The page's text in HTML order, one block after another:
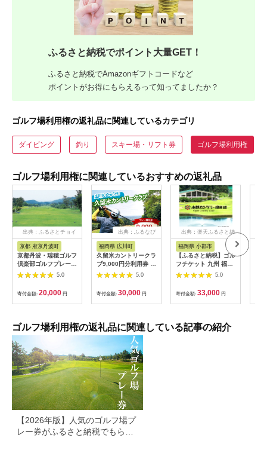
ふるさと納税でポイント大量GET！
ふるさと納税でAmazonギフトコードなど
ポイントがお得にもらえるって知ってましたか？
ゴルフ場利用権の返礼品に関連しているカテゴリ
ダイビング 釣り スキー場・リフト券 ゴルフ場利用権
ゴルフ場利用権に関連しているおすすめの返礼品
出典：ふるさとチョイ
ス
京都 府京丹波町
京都丹波・瑞穂ゴルフ
倶楽部ゴルフプレー利
用券（6,000円分）
5.0
寄付金額: 20,000 円
出典：ふるなび
福岡県 広川町
久留米カントリークラ
ブ9,000円分利用券 /
ゴルフ[AFAD007]
5.0
寄付金額: 30,000 円
出典：楽天ふるさと納
福岡県 小郡市
【ふるさと納税】ゴル
フチケット 九州 福岡
小郡カンツリー倶楽部
ギフト券 9枚 9000円
ゴルフ チケット 商品
券 ゴルフ券 スポーツ
ラウンド 券 福岡県 小
5.0
寄付金額: 33,000 円
ゴルフ場利用権の返礼品に関連している記事の紹介
【2026年版】人気のゴルフ場プ
レー券がふるさと納税でもらえ